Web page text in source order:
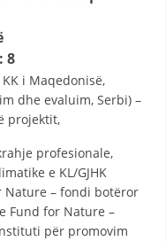
PROFESIONALE
KUQ
KUQ
8
i Maqedonisë,
dhe evaluim, Serbi) –
projektit,
profesionale,
e KL/GJHK
Nature – fondi botëror
Fund for Nature –
për promovim